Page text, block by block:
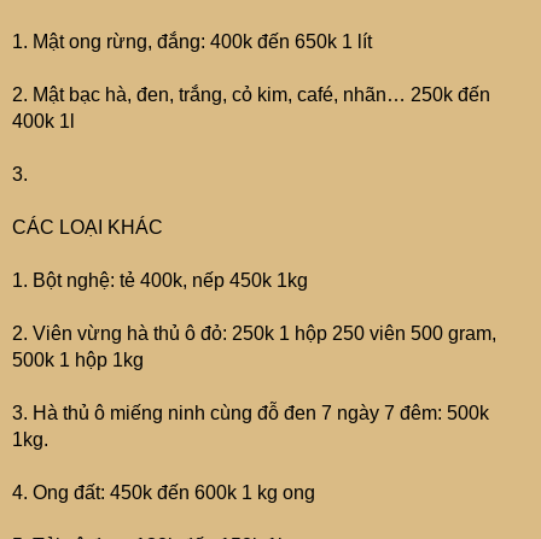
1. Mật ong rừng, đắng: 400k đến 650k 1 lít
2. Mật bạc hà, đen, trắng, cỏ kim, café, nhãn… 250k đến
400k 1l
3.
CÁC LOẠI KHÁC
1. Bột nghệ: tẻ 400k, nếp 450k 1kg
2. Viên vừng hà thủ ô đỏ: 250k 1 hộp 250 viên 500 gram,
500k 1 hộp 1kg
3. Hà thủ ô miếng ninh cùng đỗ đen 7 ngày 7 đêm: 500k
1kg.
4. Ong đất: 450k đến 600k 1 kg ong